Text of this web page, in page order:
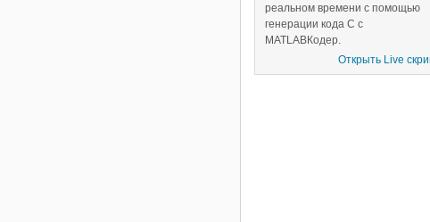
реальном времени с помощью
генерации кода C с
MATLABКодер.
Открыть Live